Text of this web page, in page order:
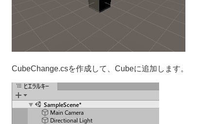
CubeChange.csを作成して、Cubeに追加します。